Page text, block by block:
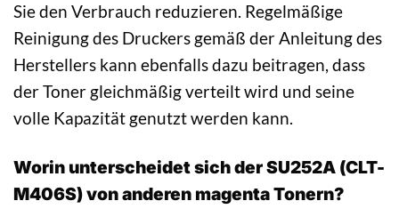
Sie den Verbrauch reduzieren. Regelmäßige
Reinigung des Druckers gemäß der Anleitung des
Herstellers kann ebenfalls dazu beitragen, dass
der Toner gleichmäßig verteilt wird und seine
volle Kapazität genutzt werden kann.
Worin unterscheidet sich der SU252A (CLT-
M406S) von anderen magenta Tonern?